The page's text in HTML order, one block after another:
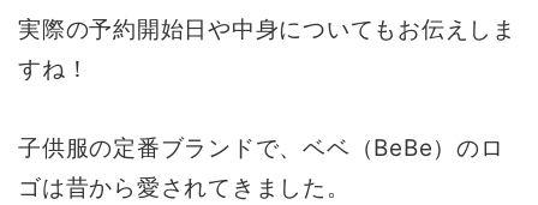
実際の予約開始日や中身についてもお伝えしま
すね！
子供服の定番ブランドで、ベベ（BeBe）のロ
ゴは昔から愛されてきました。